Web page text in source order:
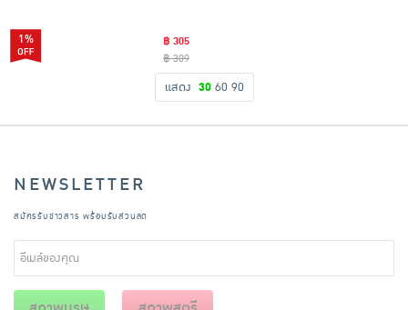
1%
฿ 305
฿ 309
แสดง 30 60 90
NEWSLETTER
สมัครรับข่าวสาร พร้อมรับส่วนลด